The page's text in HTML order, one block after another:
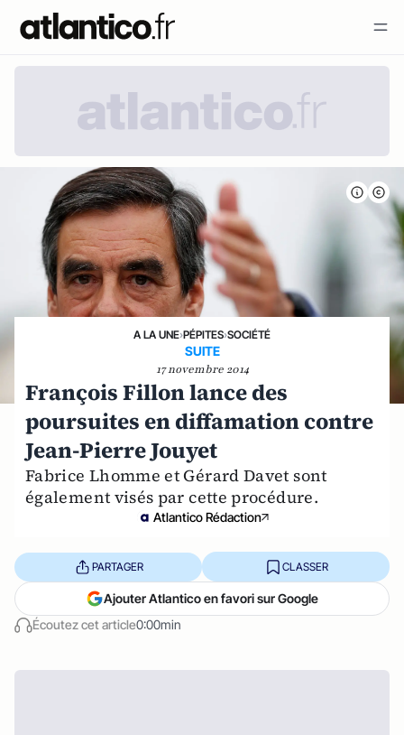
A LA UNE›PÉPITES›SOCIÉTÉ
SUITE
17 novembre 2014
François Fillon lance des
poursuites en diffamation contre
Jean-Pierre Jouyet
Fabrice Lhomme et Gérard Davet sont
également visés par cette procédure.
Atlantico Rédaction
Écoutez cet article0:00min
PARTAGER CLASSER
Ajouter Atlantico en favori sur Google